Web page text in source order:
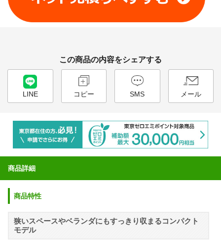
この商品の内容をシェアする
LINE コピー SMS メール
商品詳細
商品特性
狭いスペースやベランダにもすっきり収まるコンパクト
モデル